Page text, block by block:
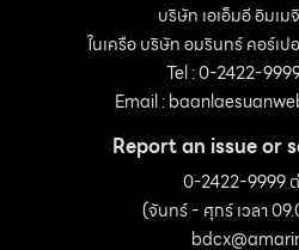
บริษัท เอเอ็มอี อิมเ
ในเครือ บริษัท อมรินทร์ คอร์เ
Tel : 0-2422-
Email :
Report an issue or
0-2422-9999
(จันทร์ - ศุกร์ เวลา